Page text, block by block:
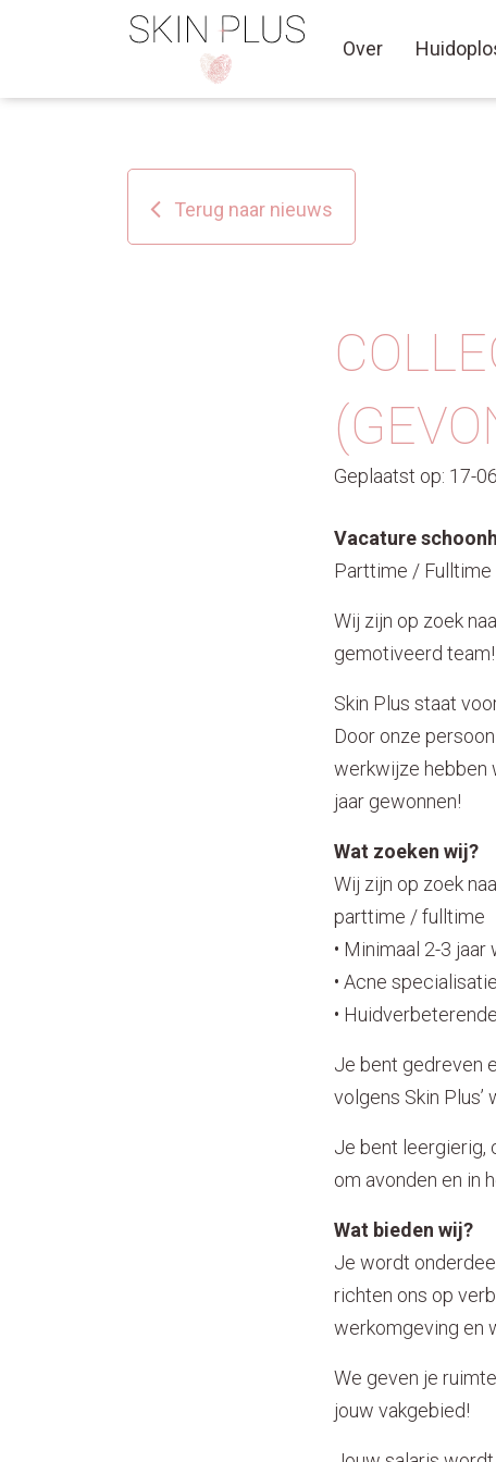
Over
Terug naar nieuws
Geplaatst op: 17-
Vacature
Parttime / Fulltime
Wij zijn op zoek
gemotiveerd team!
Skin Plus staat
Door onze
werkwijze hebben
jaar gewonnen!
Wat zoeken wij?
Wij zijn op zoek
parttime / fulltime
• Minimaal 2-3 jaar
• Acne
•
Je bent gedreven
volgens Skin
Je bent leergierig,
om avonden en in
Wat bieden wij?
Je wordt
richten ons op
werkomgeving en
We geven je
jouw vakgebied!